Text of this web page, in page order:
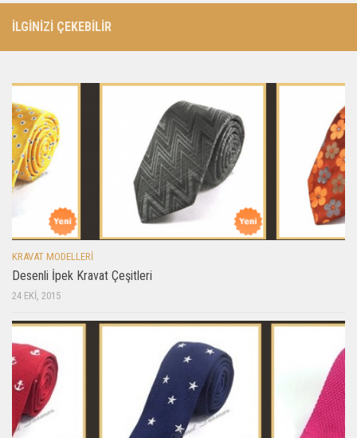
İLGİNİZİ ÇEKEBİLİR
KRAVAT MODELLERI
Desenli İpek Kravat Çeşitleri
24 EKI, 2015